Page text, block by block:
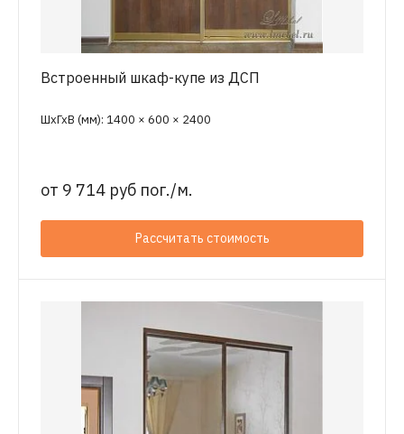
Встроенный шкаф-купе из ДСП
ШхГхВ (мм): 1400 × 600 × 2400
от 9 714 руб пог./м.
Рассчитать стоимость